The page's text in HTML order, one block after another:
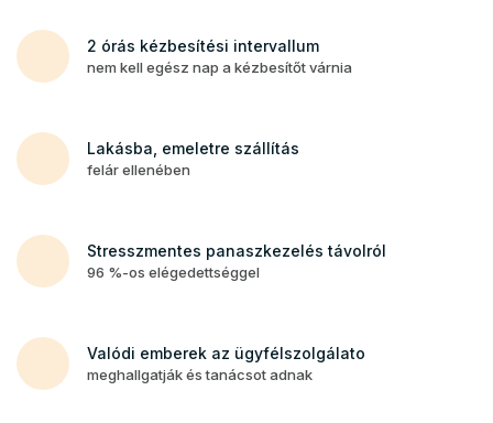
2 órás kézbesítési intervallum
nem kell egész nap a kézbesítőt várnia
Lakásba, emeletre szállítás
felár ellenében
Stresszmentes panaszkezelés távolról
96 %-os elégedettséggel
Valódi emberek az ügyfélszolgálato
meghallgatják és tanácsot adnak